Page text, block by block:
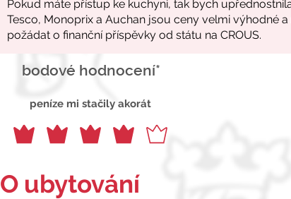
bodové hodnocení*
peníze mi stačily akorát
O ubytování